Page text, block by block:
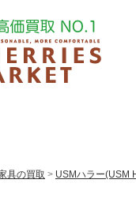
具の買取 > USMハラー(USM